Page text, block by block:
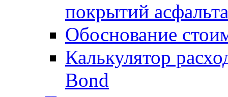
покрытий асфальта
Обоснование
Калькулятор
Bond